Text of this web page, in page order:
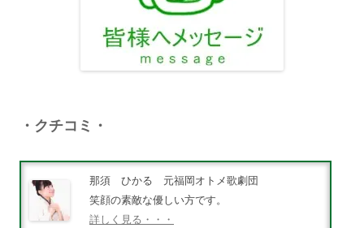
・クチコミ・
那須 ひかる 元福岡オトメ歌劇団
笑顔の素敵な優しい方です。
詳しく見る・・・